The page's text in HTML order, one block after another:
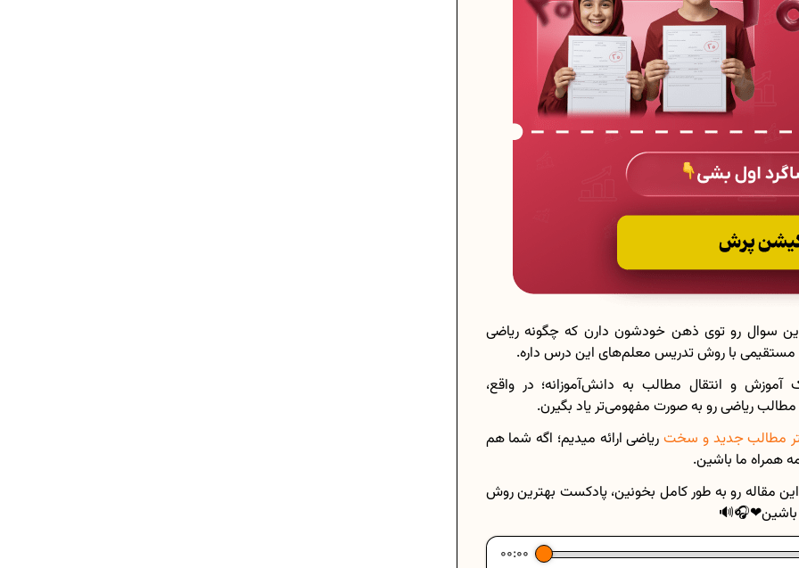
دانلود رایگان نمونه سوالات امتحانی...
دانلود رایگان کتاب‌های دوازدهم...
اعداد صحیح، طبیعی و گویا چه اعدادی...
حذفیات کنکور انسانی 1404
سوال رو توی ذهن خود‌شون دارن که چگونه ریاضی
مستقیمی با روش تدریس معلم‌های این درس داره.
و انتقال مطالب به دانش‌آموزانه؛ در واقع،
ریاضی رو به صورت مفهومی‌تر یاد بگیرن.
مطالب جدید و سختریاضی ارائه میدیم؛ اگه شما هم
همراه ما باشین.
مقاله رو به طور کامل بخونین، پادکست بهترین روش
باشین❤🎧🔊
00:00